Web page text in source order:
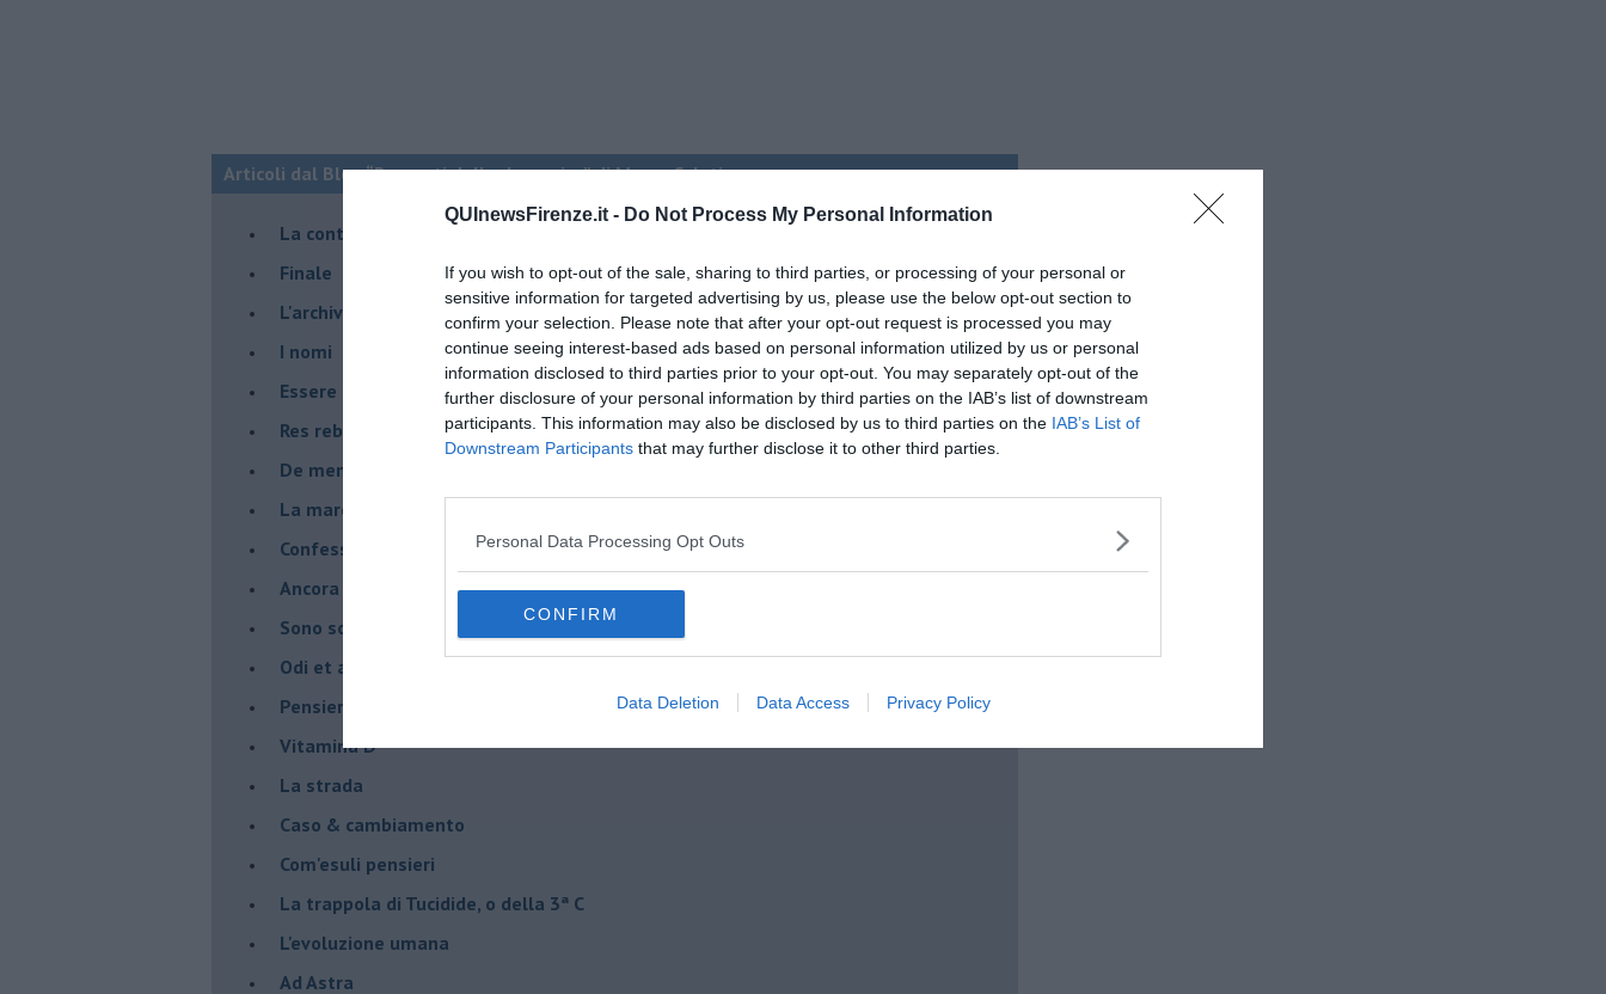
QUInewsFirenze.it - Do Not Process My Personal Information
If you wish to opt-out of the sale, sharing to third parties, or processing of your personal or
sensitive information for targeted advertising by us, please use the below opt-out section to
confirm your selection. Please note that after your opt-out request is processed you may
continue seeing interest-based ads based on personal information utilized by us or personal
information disclosed to third parties prior to your opt-out. You may separately opt-out of the
further disclosure of your personal information by third parties on the IAB’s list of downstream
participants. This information may also be disclosed by us to third parties on the IAB’s List of
Downstream Participants that may further disclose it to other third parties.
Personal Data Processing Opt Outs
CONFIRM
Data Deletion Data Access Privacy Policy
Articoli dal Blog “Racconti della domenica” di Marco Celati
La controversia degli azzimi
Finale
L'archivio
I nomi
Essere
Res rebus
De mente
La marcia
Confessioni del pappagallo
Ancora pensieri & disordine
Sono solo parole
Odi et amo
Pensieri in disordine sparso
Vitamina D
La strada
Caso & cambiamento
Com'esuli pensieri
La trappola di Tucidide, o della 3ª C
L'evoluzione umana
Ad Astra